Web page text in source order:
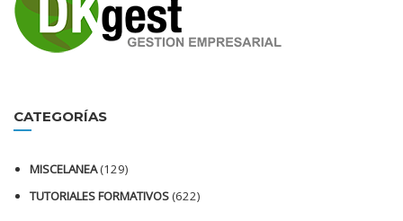
CATEGORÍAS
MISCELANEA(129)
TUTORIALES FORMATIVOS(622)